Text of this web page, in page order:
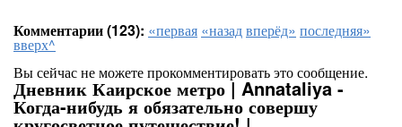
Комментарии (123): «первая «назадвперёд» последняя»
вверх^
Вы сейчас не можете прокомментировать это сообщение.
Дневник Каирское метро | Annataliya -
Когда-нибудь я обязательно совершу